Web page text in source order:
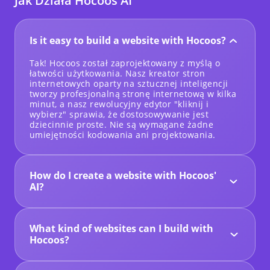
projektowych. Znalazłem ich świetny kanał, który
szybko subskrybowałem i który okazał się bardzo
jeśli chcesz łatwego w obsłudze i płynnego
kreatora stron internetowych opartego na
sztucznej inteligencji, wybierz Hocoos.Nie
będziesz rozczarowany.Zdecydowanie 10/10.
Byron D
United Kingdom
Doradztwo biznesowe
Is it easy to build a website with Hocoos?
Tak! Hocoos został zaprojektowany z myślą o
łatwości użytkowania. Nasz kreator stron
internetowych oparty na sztucznej inteligencji
tworzy profesjonalną stronę internetową w kilka
minut, a nasz rewolucyjny edytor "kliknij i
wybierz" sprawia, że dostosowywanie jest
dziecinnie proste. Nie są wymagane żadne
umiejętności kodowania ani projektowania.
How do I create a website with Hocoos'
AI?
celach. Nasza sztuczna inteligencja wygeneruje
projektem, treścią i obrazami. Możesz ją
następnie dostosować za pomocą naszego
za pomocą naszych wbudowanych narzędzi
What kind of websites can I build with
Hocoos?
przedsiębiorców, freelancerów i każdego, kto